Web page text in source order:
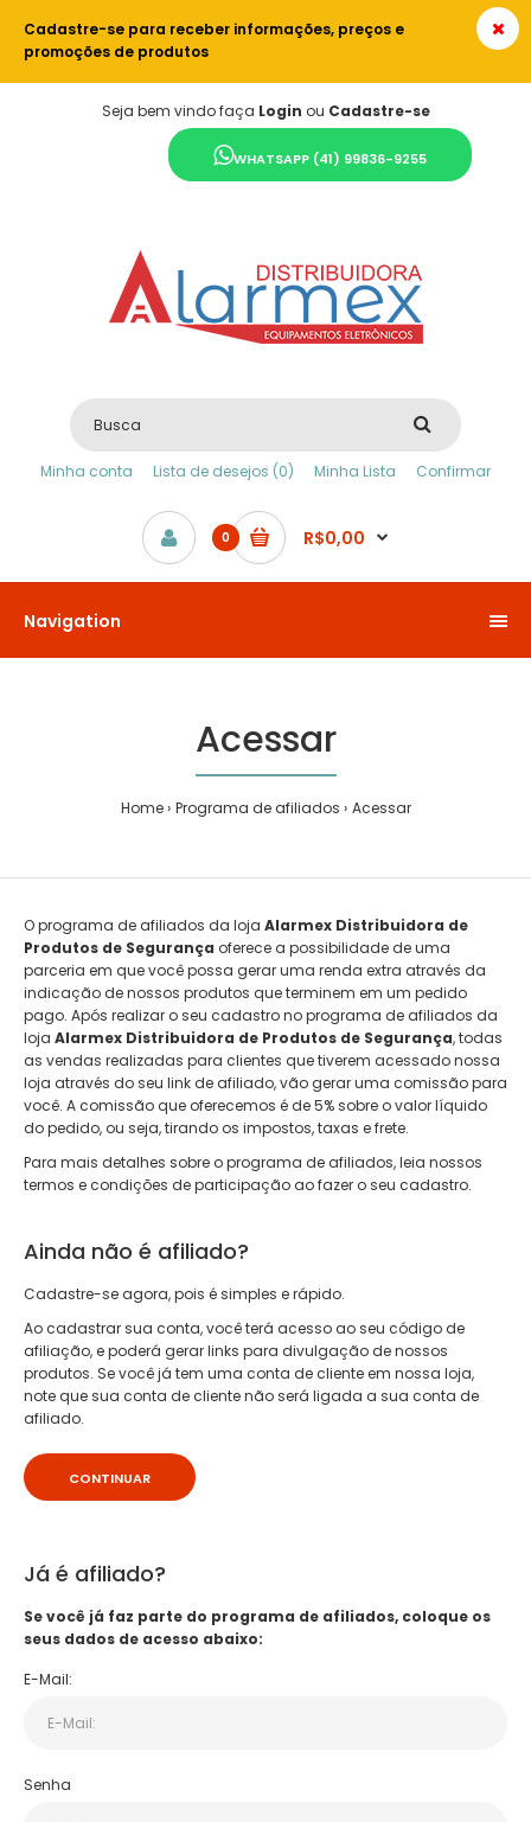
Cadastre-se para receber informações, preços e
promoções de produtos
Seja bem vindo faça Login ou Cadastre-se
WHATSAPP (41) 99836-9255
Minha conta Lista de desejos (0) Minha Lista Confirmar
0 R$0,00
Navigation
Acessar
Home Programa de afiliados Acessar
O programa de afiliados da loja Alarmex Distribuidora de
Produtos de Segurança oferece a possibilidade de uma
parceria em que você possa gerar uma renda extra através da
indicação de nossos produtos que terminem em um pedido
pago. Após realizar o seu cadastro no programa de afiliados da
loja Alarmex Distribuidora de Produtos de Segurança, todas
as vendas realizadas para clientes que tiverem acessado nossa
loja através do seu link de afiliado, vão gerar uma comissão para
você. A comissão que oferecemos é de 5% sobre o valor líquido
do pedido, ou seja, tirando os impostos, taxas e frete.
Para mais detalhes sobre o programa de afiliados, leia nossos
termos e condições de participação ao fazer o seu cadastro.
Ainda não é afiliado?
Cadastre-se agora, pois é simples e rápido.
Ao cadastrar sua conta, você terá acesso ao seu código de
afiliação, e poderá gerar links para divulgação de nossos
produtos. Se você já tem uma conta de cliente em nossa loja,
note que sua conta de cliente não será ligada a sua conta de
afiliado.
CONTINUAR
Já é afiliado?
Se você já faz parte do programa de afiliados, coloque os
seus dados de acesso abaixo:
E-Mail:
Senha